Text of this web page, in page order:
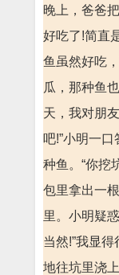
晚上，爸爸
好吃了!简直
鱼虽然好吃
瓜，那种鱼
天，我对朋
吧!”小明一
种鱼。“你挖
包里拿出一
里。小明疑
当然!”我显
地往坑里浇